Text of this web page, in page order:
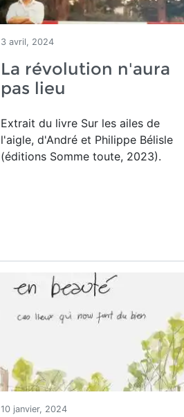
3 avril, 2024
La révolution n'aura
pas lieu
Extrait du livre Sur les ailes de
l'aigle, d'André et Philippe Bélisle
(éditions Somme toute, 2023).
10 janvier, 2024